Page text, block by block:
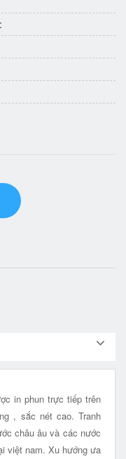
in phun trực tiếp trên
, sắc nét cao. Tranh
châu âu và các nước
việt nam. Xu hướng ưa